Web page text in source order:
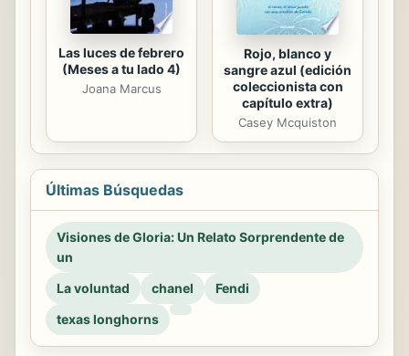
Las luces de febrero
(Meses a tu lado 4)
Joana Marcus
Rojo, blanco y
sangre azul (edición
coleccionista con
capítulo extra)
Casey Mcquiston
Últimas Búsquedas
Visiones de Gloria: Un Relato Sorprendente de
un
La voluntad
chanel
Fendi
texas longhorns